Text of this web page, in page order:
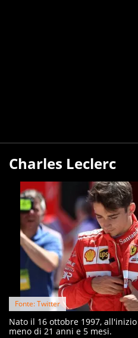
Charles Leclerc
Fonte: Twitter
Nato il 16 ottobre 1997,
meno di 21 anni e 5 mesi.